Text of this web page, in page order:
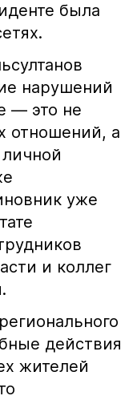
была
нарушений
— это не
отношений, а
уже
и коллег
действия
жителей